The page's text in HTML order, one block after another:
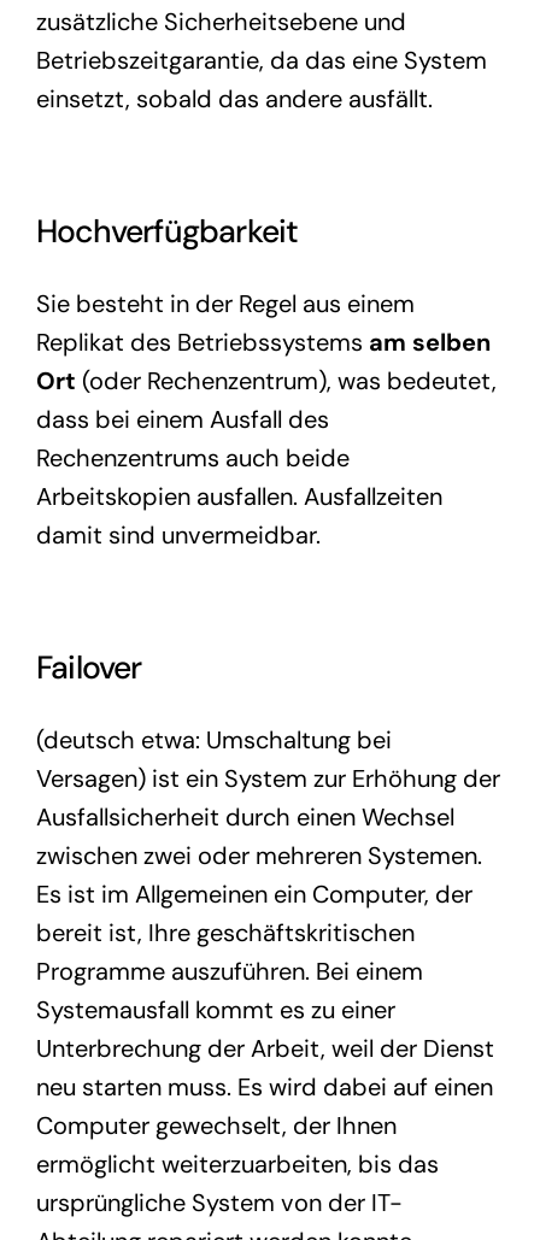
zusätzliche Sicherheitsebene und
Betriebszeitgarantie, da das eine System
einsetzt, sobald das andere ausfällt.
Hochverfügbarkeit
Sie besteht in der Regel aus einem
Replikat des Betriebssystems am selben
Ort (oder Rechenzentrum), was bedeutet,
dass bei einem Ausfall des
Rechenzentrums auch beide
Arbeitskopien ausfallen. Ausfallzeiten
damit sind unvermeidbar.
Failover
(deutsch etwa: Umschaltung bei
Versagen) ist ein System zur Erhöhung der
Ausfallsicherheit durch einen Wechsel
zwischen zwei oder mehreren Systemen.
Es ist im Allgemeinen ein Computer, der
bereit ist, Ihre geschäftskritischen
Programme auszuführen. Bei einem
Systemausfall kommt es zu einer
Unterbrechung der Arbeit, weil der Dienst
neu starten muss. Es wird dabei auf einen
Computer gewechselt, der Ihnen
ermöglicht weiterzuarbeiten, bis das
ursprüngliche System von der IT-